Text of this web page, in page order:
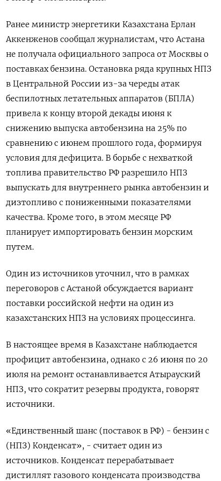
Ранее министр энергетики Казахстана Ерлан
Аккенженов сообщал журналистам, что Астана
не получала официального запроса от Москвы о
поставках бензина. Остановка ряда крупных НПЗ
в Центральной России ​из-за череды атак
беспилотных летательных аппаратов (БПЛА)
привела ​к концу второй декады июня к
снижению ​выпуска автобензина ⁠на 25% по
сравнению с июнем прошлого года, формируя
условия для дефицита. В борьбе с ‌нехваткой
топлива правительство РФ разрешило НПЗ
выпускать для внутреннего ‌рынка автобензин и
дизтопливо с пониженными показателями
качества. Кроме того, в этом месяце РФ
планирует импортировать бензин морским
путем.
Один из ​источников уточнил, что в рамках
переговоров с Астаной обсуждается вариант
поставки российской нефти на один из
казахстанских ‌НПЗ на условиях процессинга.
В настоящее время в Казахстане наблюдается
профицит автобензина, однако с 26 июня по 20 ​
июля на ремонт останавливается Атырауский
НПЗ, что сократит резервы продукта, говорят
источники.
«Единственный шанс (поставок в РФ) - бензин с
(НПЗ) Конденсат», - считает ‌один из
источников. Конденсат перерабатывает
дистиллят газового конденсата производства